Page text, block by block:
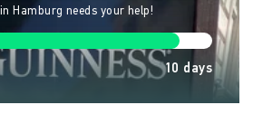
Hamburg needs your help!
10 days